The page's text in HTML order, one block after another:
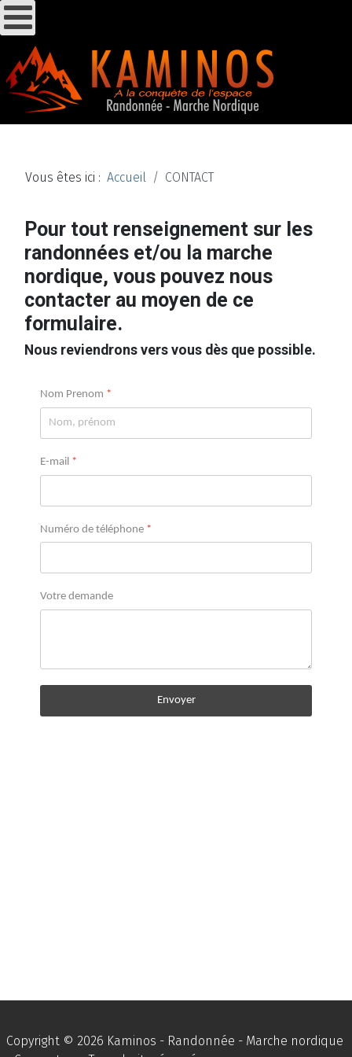
Vous êtes ici : Accueil CONTACT
Pour tout renseignement sur les
randonnées et/ou la marche
nordique, vous pouvez nous
contacter au moyen de ce
formulaire.
Nous reviendrons vers vous dès que possible.
Nom Prenom *
E-mail *
Numéro de téléphone *
Votre demande
Envoyer
Copyright © 2026 Kaminos - Randonnée - Marche nordique